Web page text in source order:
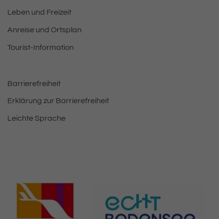
Leben und Freizeit
Anreise und Ortsplan
Tourist-Information
Barrierefreiheit
Erklärung zur Barrierefreiheit
Leichte Sprache